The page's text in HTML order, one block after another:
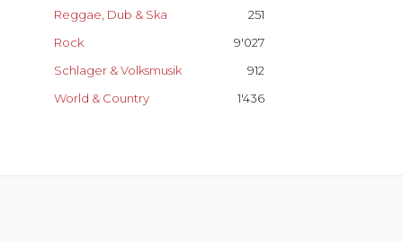
251
Reggae, Dub & Ska
9'027
Rock
912
Schlager & Volksmusik
1'436
World & Country